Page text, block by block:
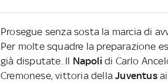
Prosegue senza sosta la marcia di
Per molte squadre la preparazione
già disputate. Il Napolidi Carlo
Cremonese, vittoria dellaJuventusai